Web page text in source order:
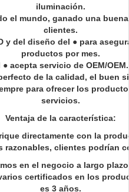
iluminación.
el mundo, ganado una
clientes.
y del diseño del ● para
productos por mes.
● acepta servicio de OEM/OEM.
de la calidad, el buen
para ofrecer los
servicios.
Ventaja de la característica:
directamente con la
clientes podrían
en el negocio a largo
certificados en los
es 3 años.